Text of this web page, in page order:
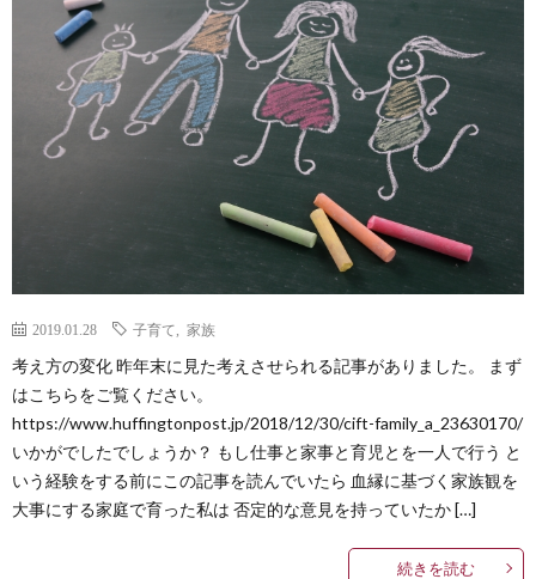
2019.01.28 子育て 家族
考え方の変化 昨年末に見た考えさせられる記事がありました。 まず
はこちらをご覧ください。
https://www.huffingtonpost.jp/2018/12/30/cift-family_a_23630170/
いかがでしたでしょうか？ もし仕事と家事と育児とを一人で行う と
いう経験をする前にこの記事を読んでいたら 血縁に基づく家族観を
大事にする家庭で育った私は 否定的な意見を持っていたか […]
続きを読む